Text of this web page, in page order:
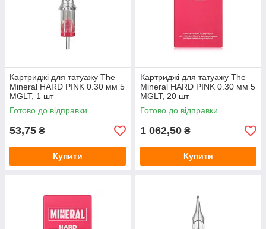
Картриджі для татуажу The
Mineral HARD PINK 0.30 мм 5
MGLT, 1 шт
Готово до відправки
53,75 ₴
Купити
Картриджі для татуажу The
Mineral HARD PINK 0.30 мм 5
MGLT, 20 шт
Готово до відправки
1 062,50 ₴
Купити